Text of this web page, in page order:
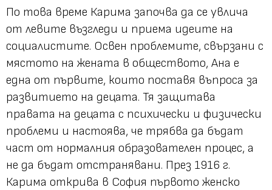
По това време Карима започва да се увлича
от левите възгледи и приема идеите на
социалистите. Освен проблемите, свързани с
мястото на жената в обществото, Ана е
една от първите, които поставя въпроса за
развитието на децата. Тя защитава
правата на децата с психически и физически
проблеми и настоява, че трябва да бъдат
част от нормалния образователен процес, а
не да бъдат отстранявани. През 1916 г.
Карима открива в София първото женско